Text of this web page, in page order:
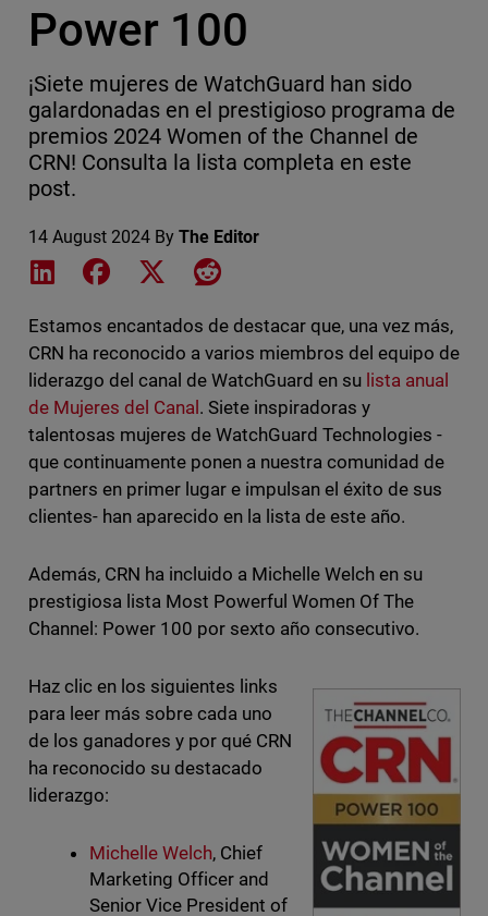
Power 100
¡Siete mujeres de WatchGuard han sido
galardonadas en el prestigioso programa de
premios 2024 Women of the Channel de
CRN! Consulta la lista completa en este
post.
14 August 2024 By The Editor
Share on LinkedIn
Share on Facebook
Share on XShare on Reddit
Estamos encantados de destacar que, una vez más,
CRN ha reconocido a varios miembros del equipo de
liderazgo del canal de WatchGuard en su lista anual
de Mujeres del Canal . Siete inspiradoras y
talentosas mujeres de WatchGuard Technologies -
que continuamente ponen a nuestra comunidad de
partners en primer lugar e impulsan el éxito de sus
clientes- han aparecido en la lista de este año.
Además, CRN ha incluido a Michelle Welch en su
prestigiosa lista Most Powerful Women Of The
Channel: Power 100 por sexto año consecutivo.
Haz clic en los siguientes links
para leer más sobre cada uno
de los ganadores y por qué CRN
ha reconocido su destacado
liderazgo:
Michelle Welch, Chief
Marketing Officer and
Senior Vice President of